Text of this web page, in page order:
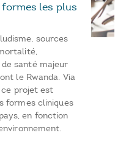
les plus
sources
santé majeur
le Rwanda. Via
ce projet est
formes cliniques
en fonction